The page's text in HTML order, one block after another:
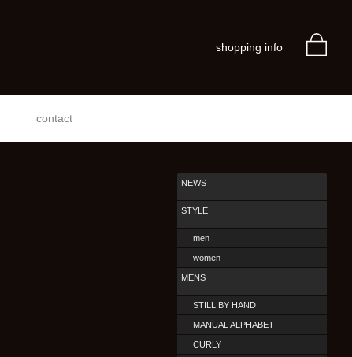
shopping info
contact
NEWS
STYLE
men
women
MENS
STILL BY HAND
MANUAL ALPHABET
CURLY